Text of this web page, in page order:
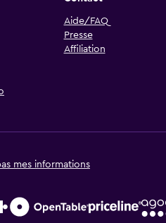
Aide/FAQ
Presse
Affiliation
mes informations